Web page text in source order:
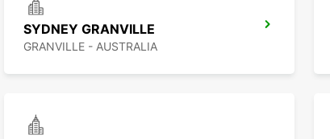
SYDNEY GRANVILLE
GRANVILLE - AUSTRALIA